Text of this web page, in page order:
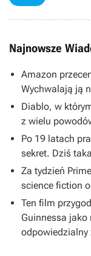
Najnowsze
Amazon
Wychwalają ją
Diablo, w
z wielu
Po 19 latach
sekret. Dziś
Za tydzień
science fiction
Ten film
Guinnessa
odpowiedzialny